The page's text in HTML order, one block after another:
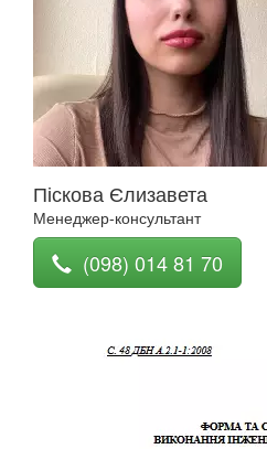
Піскова Єлизавета
Менеджер-консультант
(098) 014 81 70